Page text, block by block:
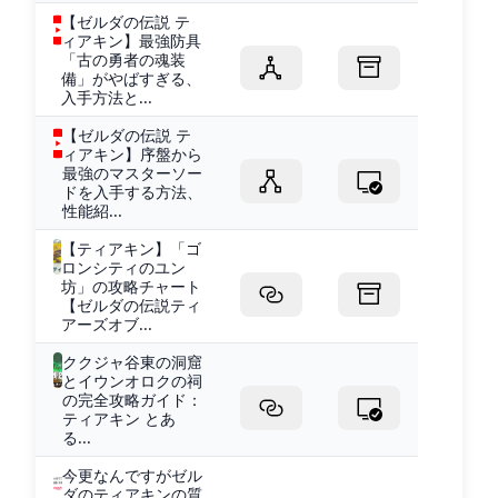
【ゼルダの伝説 テ
ィアキン】最強防具
「古の勇者の魂装
備」がやばすぎる、
入手方法と...
【ゼルダの伝説 テ
ィアキン】序盤から
最強のマスターソー
ドを入手する方法、
性能紹...
【ティアキン】「ゴ
ロンシティのユン
坊」の攻略チャート
【ゼルダの伝説ティ
アーズオブ...
ククジャ谷東の洞窟
とイウンオロクの祠
の完全攻略ガイド：
ティアキン とあ
る...
今更なんですがゼル